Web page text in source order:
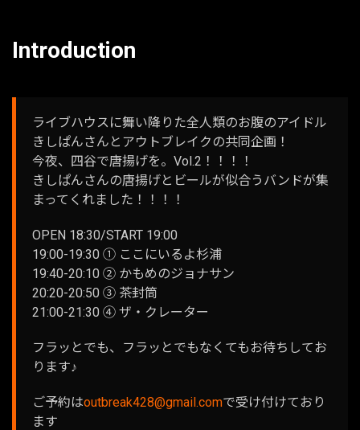
Introduction
ライブハウスに舞い降りた全人類のお腹のアイドル
きしぱんさんとアウトブレイクの共同企画！
今夜、四谷で唐揚げを。Vol.2！！！！
きしぱんさんの唐揚げとビールが似合うバンドが集
まってくれました！！！！
OPEN 18:30/START 19:00
19:00-19:30 ① ここにいるよ杉浦
19:40-20:10 ② かもめのジョナサン
20:20-20:50 ③ 茶封筒
21:00-21:30 ④ ザ・クレーター
フラッとでも、フラッとでもなくてもお待ちしてお
ります♪
ご予約はoutbreak428@gmail.comで受け付けており
ます